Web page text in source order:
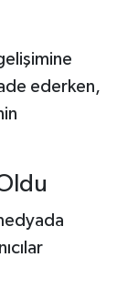
ederken,